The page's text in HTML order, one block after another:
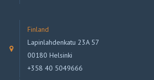
Finland
Lapinlahdenkatu 23A 57
00180 Helsinki
+358 40 5049666